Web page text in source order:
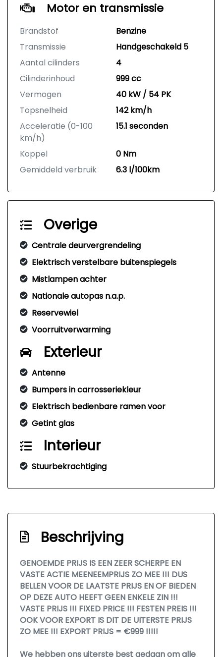
Motor en transmissie
Brandstof
Benzine
Transmissie
Handgeschakeld 5
Aantal cilinders
4
Cilinderinhoud
999 cc
Vermogen
40 kW / 54 PK
Topsnelheid
142 km/h
Acceleratie (0-100
km/h)
15.1 seconden
Koppel
0 Nm
Gemiddeld verbruik
6.3 l/100km
Overige
Centrale deurvergrendeling
Elektrisch verstelbare buitenspiegels
Mistlampen achter
Nationale autopas n.a.p.
Reservewiel
Voorruitverwarming
Exterieur
Antenne
Bumpers in carrosseriekleur
Elektrisch bedienbare ramen voor
Getint glas
Interieur
Stuurbekrachtiging
Beschrijving
GENOEMDE PRIJS IS EEN ZEER SCHERPE EN
VASTE ACTIE MEENEEMPRIJS ZO MEE !!! DUS
BELLEN VOOR DE LAATSTE PRIJS EN OF BIEDEN
OP DEZE AUTO HEEFT GEEN ENKELE ZIN !!!
VASTE PRIJS !!! FIXED PRICE !!! FESTEN PREIS !!!
OOK VOOR EXPORT IS DIT DE UITERSTE PRIJS
ZO MEE !!! EXPORT PRIJS = €999 !!!!!
We hebben ons uiterste best gedaan om alle